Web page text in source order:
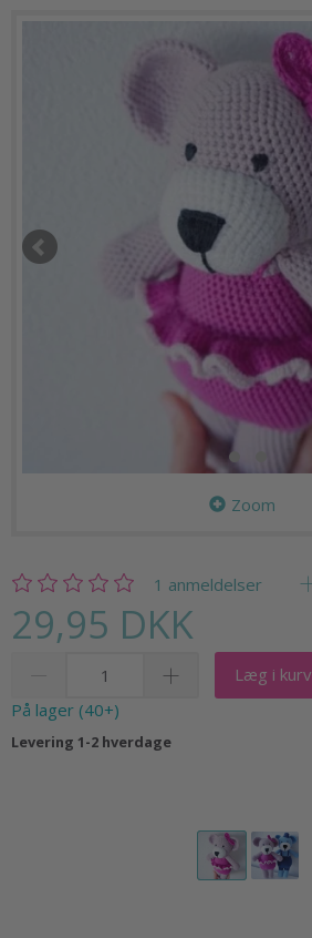
Zoom
1 anmeldelser
29,95 DKK
Læg i kurv
På lager (40+)
Levering 1-2 hverdage